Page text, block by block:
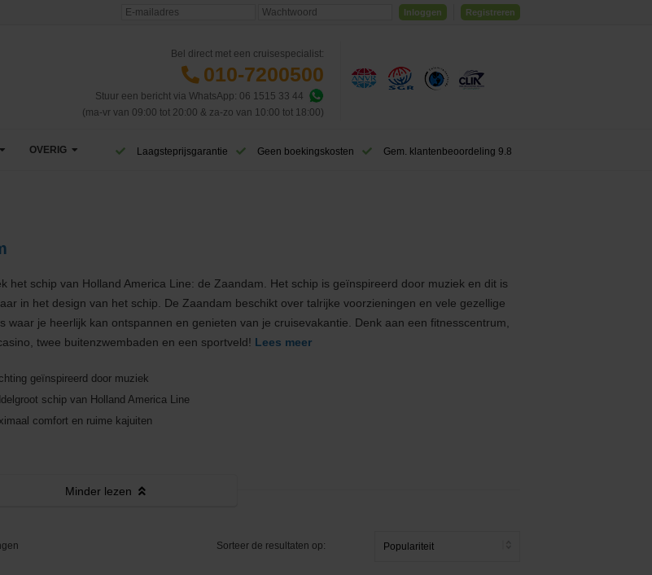
Inloggen Registreren
Bel direct met een cruisespecialist:
010-7200500
Stuur een bericht via WhatsApp: 06 1515 33 44
(ma-vr van 09:00 tot 20:00 & za-zo van 10:00 tot 18:00)
Amerika West-Caribbean
Oost-Caribbean
West-Middellandse Zee
Hawaii
Noordkaap
Australië & Nieuw Zeeland
OVERIG
Eerste cruise
Veelgestelde vragen
Fooien
Reisinformatie
Laagsteprijsgarantie Geen boekingskosten Gem. klantenbeoordeling 9.8
het schip van Holland America Line: de Zaandam. Het schip is geïnspireerd door muziek en dit is
in het design van het schip. De Zaandam beschikt over talrijke voorzieningen en vele gezellige
waar je heerlijk kan ontspannen en genieten van je cruisevakantie. Denk aan een fitnesscentrum,
twee buitenzwembaden en een sportveld! Lees meer
geïnspireerd door muziek
schip van Holland America Line
comfort en ruime kajuiten
Minderlezen
Sorteer de resultaten op: